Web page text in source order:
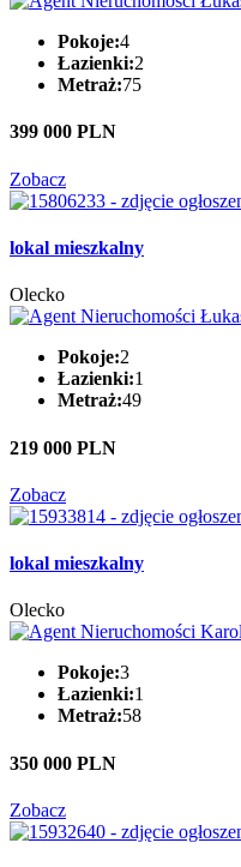
Pokoje:4
Łazienki:2
Metraż:75
399 000 PLN
Zobacz
lokal mieszkalny
Olecko
Pokoje:2
Łazienki:1
Metraż:49
219 000 PLN
Zobacz
lokal mieszkalny
Olecko
Pokoje:3
Łazienki:1
Metraż:58
350 000 PLN
Zobacz